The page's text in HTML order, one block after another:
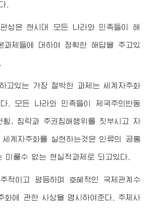
.
성은 현시대 모든 나라와 민족들이 해
과제들에 대하여 정확한 해답을 주고있
고있는 가장 절박한 과제는 세계자주화
. 모든 나라와 민족들이 제국주의반동
횡, 침략과 주권침해행위를 짓부시고 자
계자주화를 실현하는것은 인류의 공통
미룰수 없는 현실적과제로 되고있다.
적이고 평등하며 호혜적인 국제관계수
화에 관한 사상을 명시하여준다. 주체사